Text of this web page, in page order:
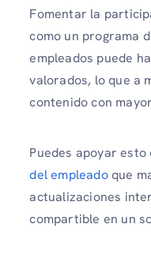
Fomentar la
como un programa
empleados puede
valorados, lo que a
contenido con
Puedes apoyar esto
del empleadoque
actualizaciones
compartible en un